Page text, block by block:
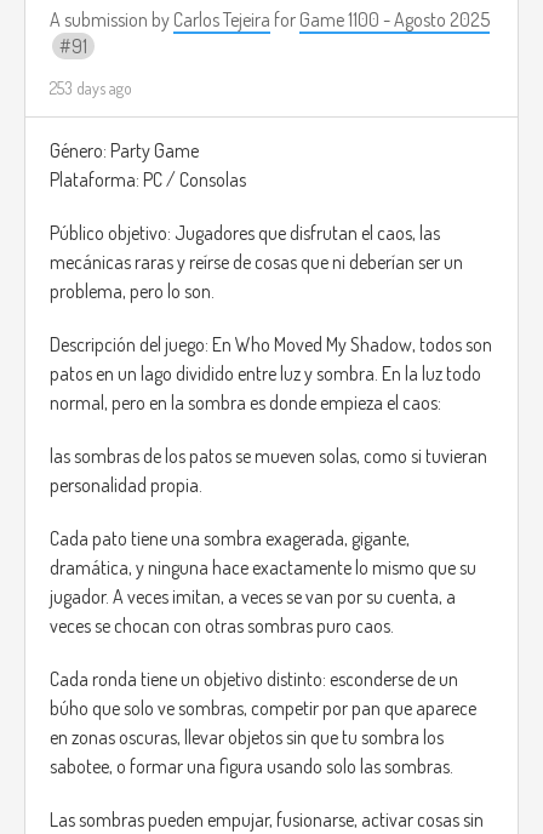
A submission by Carlos Tejeira for Game 1100 - Agosto 2025
91
253 days ago
Género: Party Game
Plataforma: PC / Consolas
Público objetivo: Jugadores que disfrutan el caos, las
mecánicas raras y reírse de cosas que ni deberían ser un
problema, pero lo son.
Descripción del juego: En Who Moved My Shadow, todos son
patos en un lago dividido entre luz y sombra. En la luz todo
normal, pero en la sombra es donde empieza el caos:
las sombras de los patos se mueven solas, como si tuvieran
personalidad propia.
Cada pato tiene una sombra exagerada, gigante,
dramática, y ninguna hace exactamente lo mismo que su
jugador. A veces imitan, a veces se van por su cuenta, a
veces se chocan con otras sombras puro caos.
Cada ronda tiene un objetivo distinto: esconderse de un
búho que solo ve sombras, competir por pan que aparece
en zonas oscuras, llevar objetos sin que tu sombra los
sabotee, o formar una figura usando solo las sombras.
Las sombras pueden empujar, fusionarse, activar cosas sin